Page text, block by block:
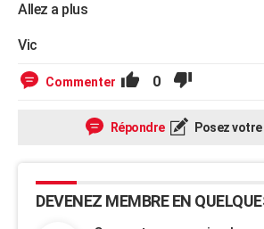
Allez a plus
Vic
Commenter 0
Répondre Posez
DEVENEZ MEMBRE EN